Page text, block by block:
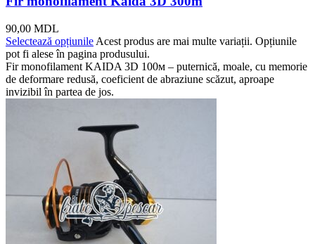
90,00 MDL
Selectează opțiunile Acest produs are mai multe variații. Opțiunile
pot fi alese în pagina produsului.
Fir monofilament KAIDA 3D 100м – puternică, moale, cu memorie
de deformare redusă, coeficient de abraziune scăzut, aproape
invizibil în partea de jos.